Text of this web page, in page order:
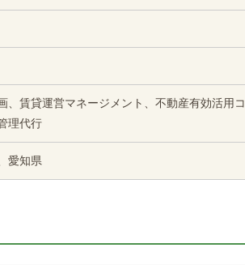
、賃貸運営マネージメント、不動産有効活用コ
理代行
愛知県